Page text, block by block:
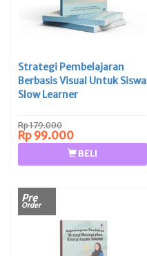
Strategi Pembelajaran
Berbasis Visual Untuk Siswa
Slow Learner
Rp 179.000
Rp 99.000
BELI
Pre
Order